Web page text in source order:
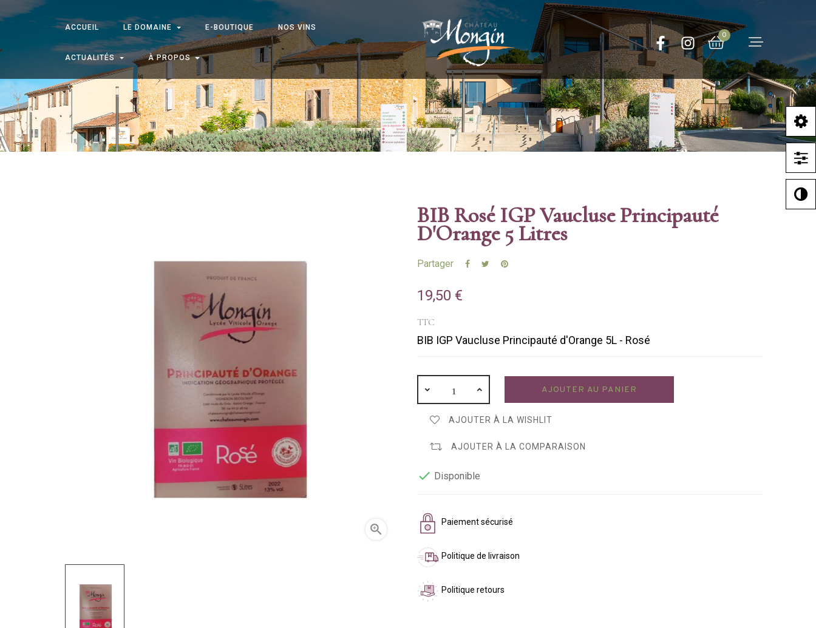
ACCUEIL LE DOMAINE E-BOUTIQUE NOS VINS
ACTUALITÉS À PROPOS
0

BIB Rosé IGP Vaucluse Principauté
D'Orange 5 Litres
Partager
19,50 €
TTC
BIB IGP Vaucluse Principauté d'Orange 5L - Rosé
AJOUTER AU PANIER
AJOUTER À LA WISHLIT
AJOUTER À LA COMPARAISON
 Disponible
Paiement sécurisé
Politique de livraison
Politique retours